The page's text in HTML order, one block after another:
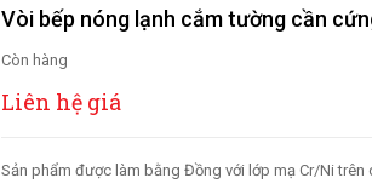
Vòi bếp nóng lạnh cắm tường cần
Còn hàng
Liên hệ giá
Sản phẩm được làm bằng Đồng với lớp mạ Cr/Ni